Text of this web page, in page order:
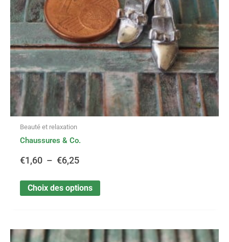
Beauté et relaxation
Chaussures & Co.
€1,60 – €6,25
à
€6,25
Choix des options
être
choisies
sur
la
page
du
produit
Ce